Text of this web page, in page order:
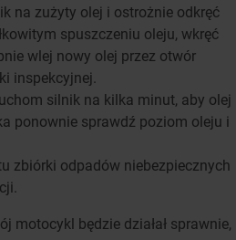
na zużyty olej i ostrożnie odkręć
spuszczeniu oleju, wkręć
wlej nowy olej przez otwór
inspekcyjnej.
silnik na kilka minut, aby olej
ponownie sprawdź poziom oleju i
zbiórki odpadów niebezpiecznych
motocykl będzie działał sprawnie,